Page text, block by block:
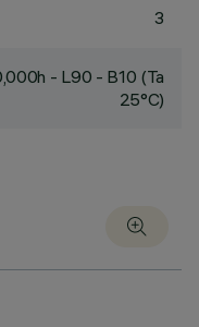
3
- L90 - B10 (Ta
25°C)